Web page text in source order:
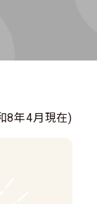
8年4月現在)